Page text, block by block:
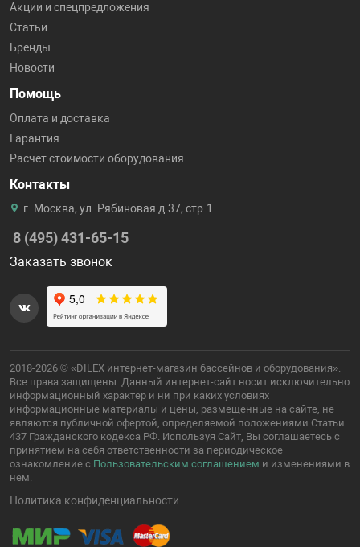
Акции и спецпредложения
Статьи
Бренды
Новости
Помощь
Оплата и доставка
Гарантия
Расчет стоимости оборудования
Контакты
г. Москва, ул. Рябиновая д.37, стр.1
8 (495) 431-65-15
Заказать звонок
2018-2026 © «DILEX интернет-магазин бассейнов и оборудования».
Все права защищены. Данный интернет-сайт носит исключительно
информационный характер и ни при каких условиях
информационные материалы и цены, размещенные на сайте, не
являются публичной офертой, определяемой положениями Статьи
437 Гражданского кодекса РФ. Используя Сайт, Вы соглашаетесь с
принятием на себя ответственности за периодическое
ознакомление с Пользовательским соглашением и изменениями в
нем.
Политика конфиденциальности